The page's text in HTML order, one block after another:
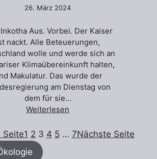
26. März 2024
Aus. Vorbei. Der Kaiser
nackt. Alle Beteuerungen,
wolle und werde sich an
Klimaübereinkunft halten,
Makulatur. Das wurde der
am Dienstag von
dem für sie…
Weiterlesen
Seite1 2 3 4 5 … 7Nächste Seite